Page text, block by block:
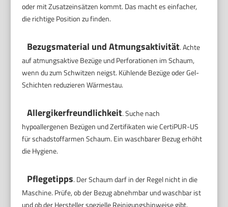
oder mit Zusatzeinsätzen kommt. Das macht es einfacher,
die richtige Position zu finden.
Bezugsmaterial und Atmungsaktivität. Achte
auf atmungsaktive Bezüge und Perforationen im Schaum,
wenn du zum Schwitzen neigst. Kühlende Bezüge oder Gel-
Schichten reduzieren Wärmestau.
Allergikerfreundlichkeit. Suche nach
hypoallergenen Bezügen und Zertifikaten wie CertiPUR-US
für schadstoffarmen Schaum. Ein waschbarer Bezug erhöht
die Hygiene.
Pflegetipps. Der Schaum darf in der Regel nicht in die
Maschine. Prüfe, ob der Bezug abnehmbar und waschbar ist
und ob der Hersteller spezielle Reinigungshinweise gibt.